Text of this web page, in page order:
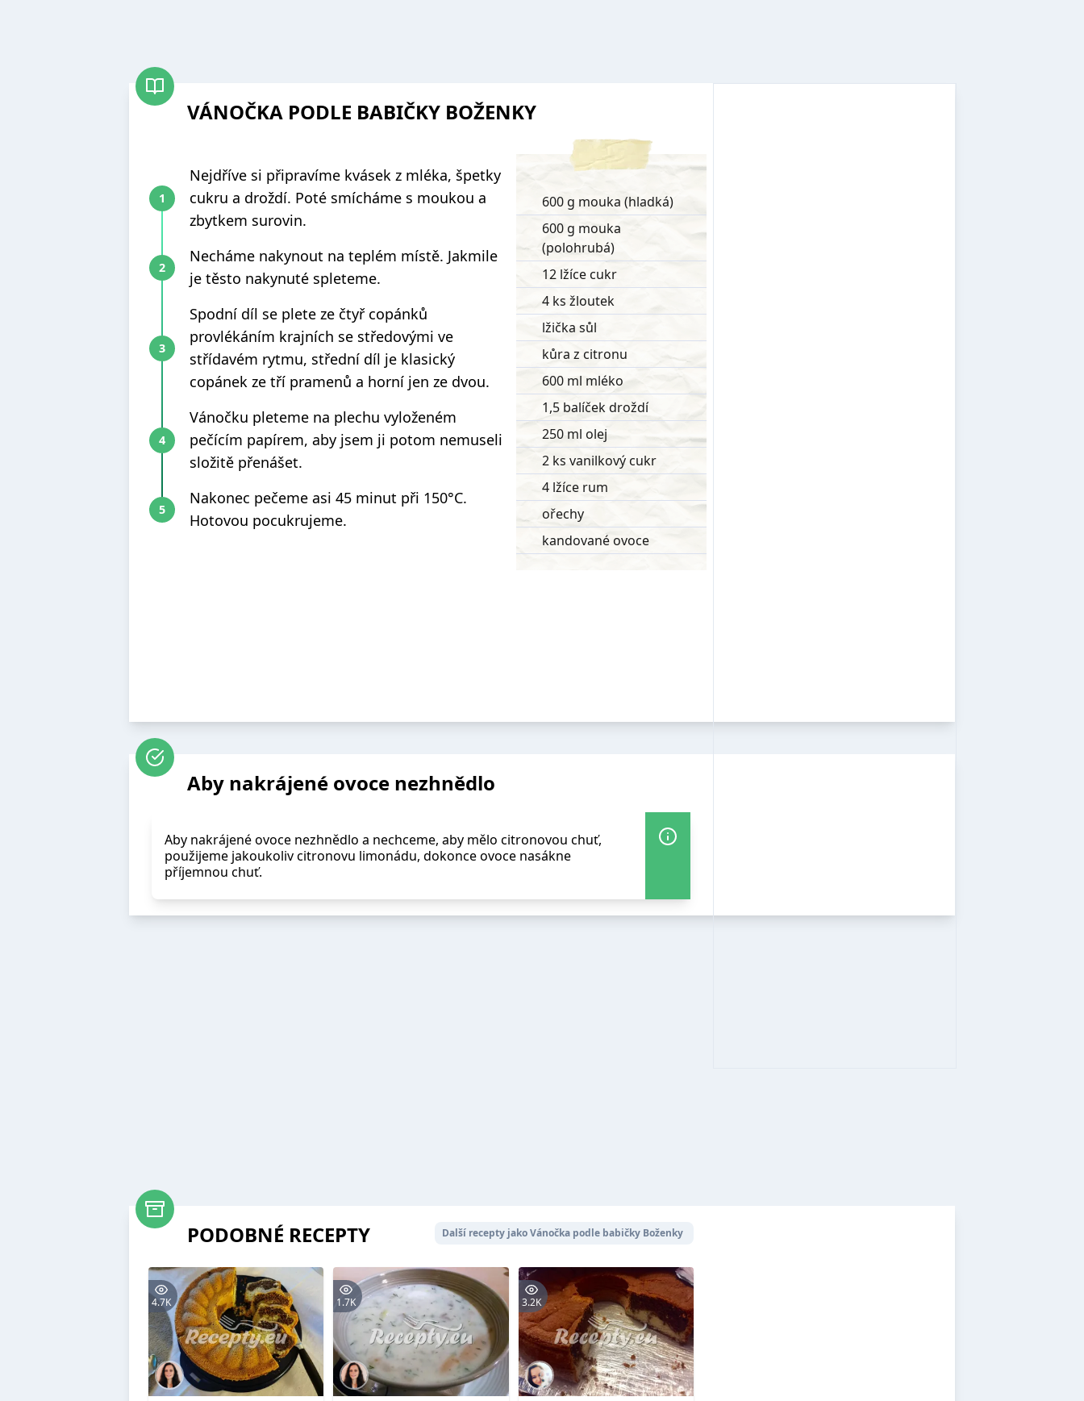
VÁNOČKA PODLE BABIČKY BOŽENKY
Nejdříve si připravíme kvásek z mléka, špetky
cukru a droždí. Poté smícháme s moukou a
zbytkem surovin.
Necháme nakynout na teplém místě. Jakmile
je těsto nakynuté spleteme.
Spodní díl se plete ze čtyř copánků
provlékáním krajních se středovými ve
střídavém rytmu, střední díl je klasický
copánek ze tří pramenů a horní jen ze dvou.
Vánočku pleteme na plechu vyloženém
pečícím papírem, aby jsem ji potom nemuseli
složitě přenášet.
Nakonec pečeme asi 45 minut při 150°C.
Hotovou pocukrujeme.
600 g mouka (hladká)
600 g mouka
(polohrubá)
12 lžíce cukr
4 ks žloutek
lžička sůl
kůra z citronu
600 ml mléko
1,5 balíček droždí
250 ml olej
2 ks vanilkový cukr
4 lžíce rum
ořechy
kandované ovoce
Aby nakrájené ovoce nezhnědlo
Aby nakrájené ovoce nezhnědlo a nechceme, aby mělo citronovou chuť,
použijeme jakoukoliv citronovu limonádu, dokonce ovoce nasákne
příjemnou chuť.
PODOBNÉ RECEPTY Další recepty jako Vánočka podle babičky Boženky
4.7K 1.7K 3.2K